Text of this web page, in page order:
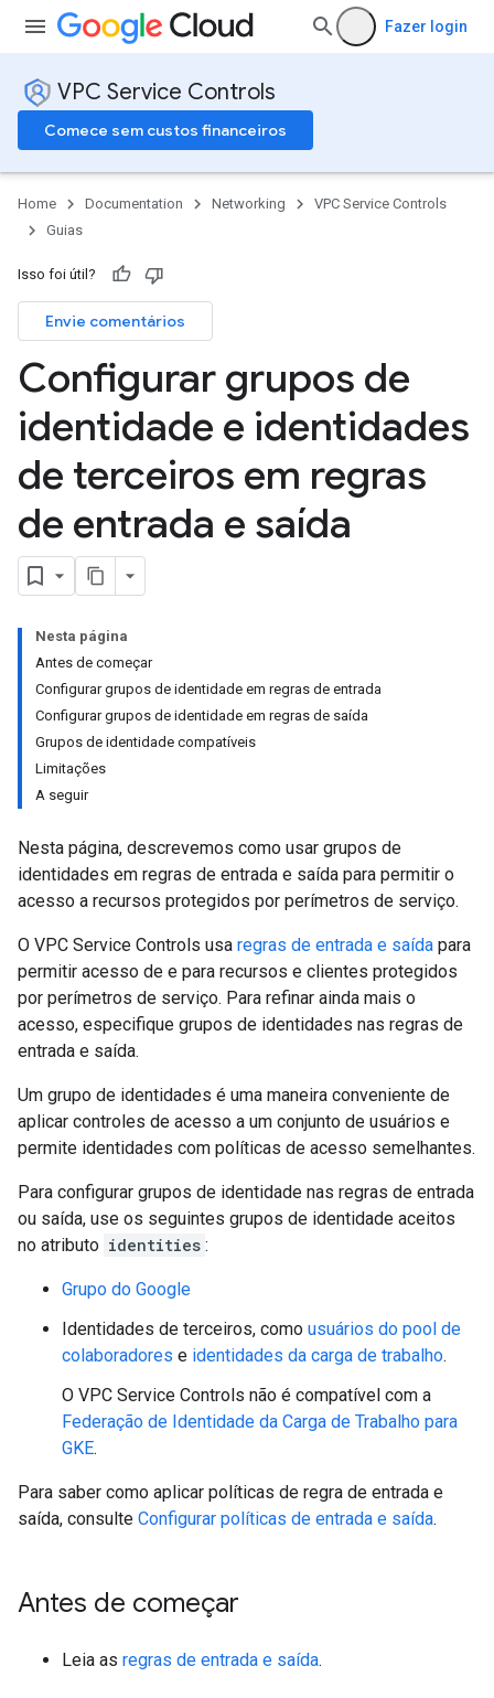
Fazer login
VPC Service Controls
Comece sem custos financeiros
Home Documentation Networking
VPC Service Controls
Guias
Isso foi útil?
Envie comentários
Configurar grupos de
identidade e identidades
de terceiros em regras
de entrada e saída
Nesta página
Antes de começar
Configurar grupos de identidade em regras de entrada
Configurar grupos de identidade em regras de saída
Grupos de identidade compatíveis
Limitações
A seguir
Nesta página, descrevemos como usar grupos de
identidades em regras de entrada e saída para permitir o
acesso a recursos protegidos por perímetros de serviço.
O VPC Service Controls usa regras de entrada e saída para
permitir acesso de e para recursos e clientes protegidos
por perímetros de serviço. Para refinar ainda mais o
acesso, especifique grupos de identidades nas regras de
entrada e saída.
Um grupo de identidades é uma maneira conveniente de
aplicar controles de acesso a um conjunto de usuários e
permite identidades com políticas de acesso semelhantes.
Para configurar grupos de identidade nas regras de entrada
ou saída, use os seguintes grupos de identidade aceitos
no atributo identities :
Grupo do Google
Identidades de terceiros, como usuários do pool de
colaboradores e identidades da carga de trabalho.
O VPC Service Controls não é compatível com a
Federação de Identidade da Carga de Trabalho para
GKE.
Para saber como aplicar políticas de regra de entrada e
saída, consulte Configurar políticas de entrada e saída.
Antes de começar
Leia as regras de entrada e saída.